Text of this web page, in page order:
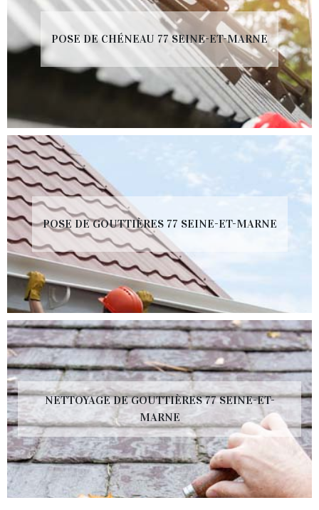
POSE DE CHÉNEAU 77 SEINE-ET-MARNE
POSE DE GOUTTIÈRES 77 SEINE-ET-MARNE
NETTOYAGE DE GOUTTIÈRES 77 SEINE-ET-
MARNE